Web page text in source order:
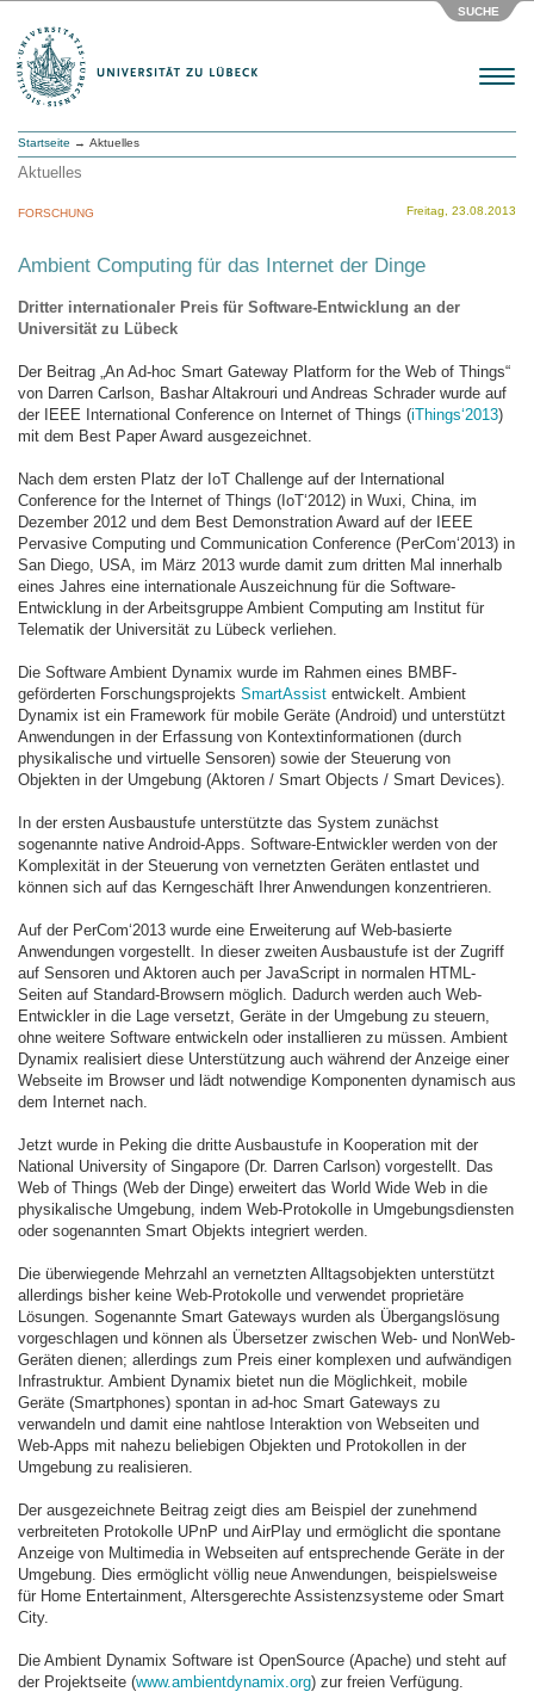
SUCHE
Menu
Startseite → Aktuelles
Aktuelles
Freitag, 23.08.2013
FORSCHUNG
Ambient Computing für das Internet der Dinge
Dritter internationaler Preis für Software-Entwicklung an der
Universität zu Lübeck
Der Beitrag „An Ad-hoc Smart Gateway Platform for the Web of Things“
von Darren Carlson, Bashar Altakrouri und Andreas Schrader wurde auf
der IEEE International Conference on Internet of Things (iThings‘2013)
mit dem Best Paper Award ausgezeichnet.
Nach dem ersten Platz der IoT Challenge auf der International
Conference for the Internet of Things (IoT‘2012) in Wuxi, China, im
Dezember 2012 und dem Best Demonstration Award auf der IEEE
Pervasive Computing und Communication Conference (PerCom‘2013) in
San Diego, USA, im März 2013 wurde damit zum dritten Mal innerhalb
eines Jahres eine internationale Auszeichnung für die Software-
Entwicklung in der Arbeitsgruppe Ambient Computing am Institut für
Telematik der Universität zu Lübeck verliehen.
Die Software Ambient Dynamix wurde im Rahmen eines BMBF-
geförderten Forschungsprojekts SmartAssist entwickelt. Ambient
Dynamix ist ein Framework für mobile Geräte (Android) und unterstützt
Anwendungen in der Erfassung von Kontextinformationen (durch
physikalische und virtuelle Sensoren) sowie der Steuerung von
Objekten in der Umgebung (Aktoren / Smart Objects / Smart Devices).
In der ersten Ausbaustufe unterstützte das System zunächst
sogenannte native Android-Apps. Software-Entwickler werden von der
Komplexität in der Steuerung von vernetzten Geräten entlastet und
können sich auf das Kerngeschäft Ihrer Anwendungen konzentrieren.
Auf der PerCom‘2013 wurde eine Erweiterung auf Web-basierte
Anwendungen vorgestellt. In dieser zweiten Ausbaustufe ist der Zugriff
auf Sensoren und Aktoren auch per JavaScript in normalen HTML-
Seiten auf Standard-Browsern möglich. Dadurch werden auch Web-
Entwickler in die Lage versetzt, Geräte in der Umgebung zu steuern,
ohne weitere Software entwickeln oder installieren zu müssen. Ambient
Dynamix realisiert diese Unterstützung auch während der Anzeige einer
Webseite im Browser und lädt notwendige Komponenten dynamisch aus
dem Internet nach.
Jetzt wurde in Peking die dritte Ausbaustufe in Kooperation mit der
National University of Singapore (Dr. Darren Carlson) vorgestellt. Das
Web of Things (Web der Dinge) erweitert das World Wide Web in die
physikalische Umgebung, indem Web-Protokolle in Umgebungsdiensten
oder sogenannten Smart Objekts integriert werden.
Die überwiegende Mehrzahl an vernetzten Alltagsobjekten unterstützt
allerdings bisher keine Web-Protokolle und verwendet proprietäre
Lösungen. Sogenannte Smart Gateways wurden als Übergangslösung
vorgeschlagen und können als Übersetzer zwischen Web- und NonWeb-
Geräten dienen; allerdings zum Preis einer komplexen und aufwändigen
Infrastruktur. Ambient Dynamix bietet nun die Möglichkeit, mobile
Geräte (Smartphones) spontan in ad-hoc Smart Gateways zu
verwandeln und damit eine nahtlose Interaktion von Webseiten und
Web-Apps mit nahezu beliebigen Objekten und Protokollen in der
Umgebung zu realisieren.
Der ausgezeichnete Beitrag zeigt dies am Beispiel der zunehmend
verbreiteten Protokolle UPnP und AirPlay und ermöglicht die spontane
Anzeige von Multimedia in Webseiten auf entsprechende Geräte in der
Umgebung. Dies ermöglicht völlig neue Anwendungen, beispielsweise
für Home Entertainment, Altersgerechte Assistenzsysteme oder Smart
City.
Die Ambient Dynamix Software ist OpenSource (Apache) und steht auf
der Projektseite (www.ambientdynamix.org) zur freien Verfügung.